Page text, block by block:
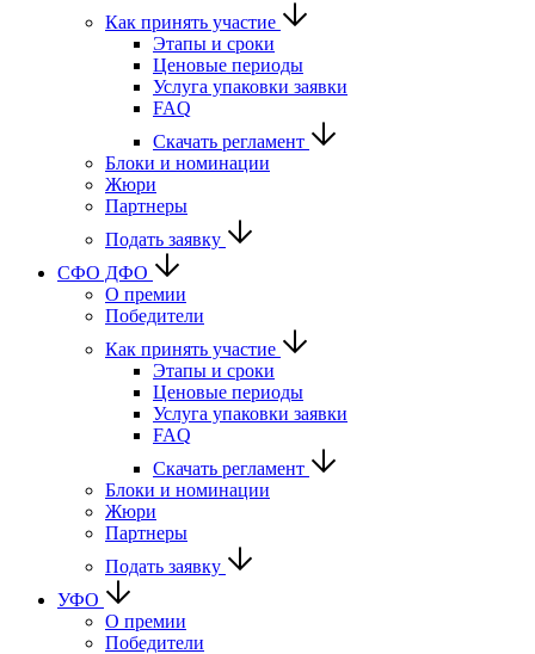
Как принять участие
Этапы и сроки
Ценовые периоды
Услуга упаковки заявки
FAQ
Скачать регламент
Блоки и номинации
Жюри
Партнеры
Подать заявку
CФО ДФО
О премии
Победители
Как принять участие
Этапы и сроки
Ценовые периоды
Услуга упаковки заявки
FAQ
Скачать регламент
Блоки и номинации
Жюри
Партнеры
Подать заявку
УФО
О премии
Победители